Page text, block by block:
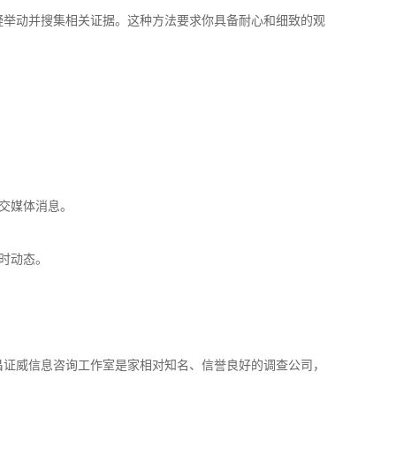
动并搜集相关证据。这种方法要求你具备耐心和细致的观
媒体消息。
动态。
威信息咨询工作室是家相对知名、信誉良好的调查公司，